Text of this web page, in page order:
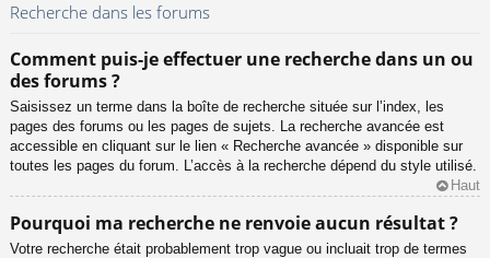
Recherche dans les forums
Comment puis-je effectuer une recherche dans un ou
des forums ?
Saisissez un terme dans la boîte de recherche située sur l’index, les
pages des forums ou les pages de sujets. La recherche avancée est
accessible en cliquant sur le lien « Recherche avancée » disponible sur
toutes les pages du forum. L’accès à la recherche dépend du style utilisé.
Haut
Pourquoi ma recherche ne renvoie aucun résultat ?
Votre recherche était probablement trop vague ou incluait trop de termes